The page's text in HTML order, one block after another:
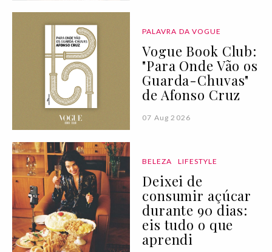
PALAVRA DA VOGUE
Vogue Book Club:
"Para Onde Vão os
Guarda-Chuvas"
de Afonso Cruz
07 Aug 2026
BELEZA LIFESTYLE
Deixei de
consumir açúcar
durante 90 dias:
eis tudo o que
aprendi